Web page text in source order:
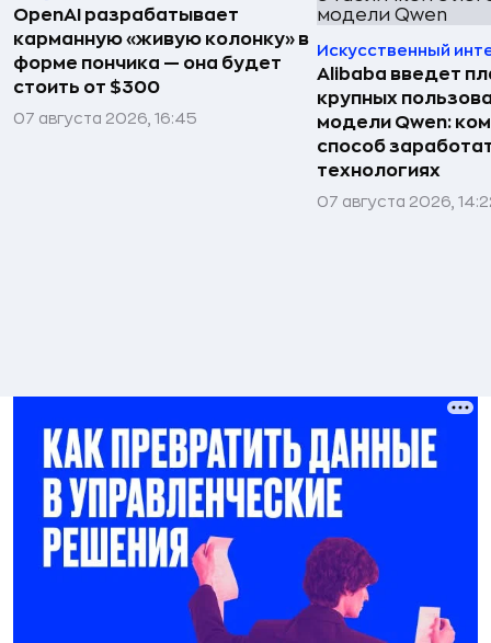
OpenAI разрабатывает
карманную «живую колонку» в
форме пончика — она будет
стоить от $300
07 августа 2026, 16:45
Искусственный
Alibaba введет
крупных
модели Qwen:
способ
технологиях
07 августа 2026,